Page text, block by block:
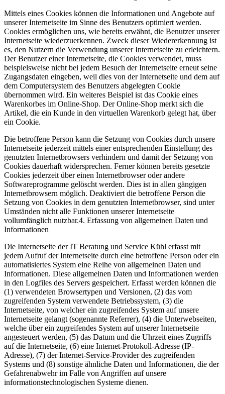
Mittels eines Cookies können die Informationen und Angebote auf
unserer Internetseite im Sinne des Benutzers optimiert werden.
Cookies ermöglichen uns, wie bereits erwähnt, die Benutzer unserer
Internetseite wiederzuerkennen. Zweck dieser Wiedererkennung ist
es, den Nutzern die Verwendung unserer Internetseite zu erleichtern.
Der Benutzer einer Internetseite, die Cookies verwendet, muss
beispielsweise nicht bei jedem Besuch der Internetseite erneut seine
Zugangsdaten eingeben, weil dies von der Internetseite und dem auf
dem Computersystem des Benutzers abgelegten Cookie
übernommen wird. Ein weiteres Beispiel ist das Cookie eines
Warenkorbes im Online-Shop. Der Online-Shop merkt sich die
Artikel, die ein Kunde in den virtuellen Warenkorb gelegt hat, über
ein Cookie.
Die betroffene Person kann die Setzung von Cookies durch unsere
Internetseite jederzeit mittels einer entsprechenden Einstellung des
genutzten Internetbrowsers verhindern und damit der Setzung von
Cookies dauerhaft widersprechen. Ferner können bereits gesetzte
Cookies jederzeit über einen Internetbrowser oder andere
Softwareprogramme gelöscht werden. Dies ist in allen gängigen
Internetbrowsern möglich. Deaktiviert die betroffene Person die
Setzung von Cookies in dem genutzten Internetbrowser, sind unter
Umständen nicht alle Funktionen unserer Internetseite
vollumfänglich nutzbar.4. Erfassung von allgemeinen Daten und
Informationen
Die Internetseite der IT Beratung und Service Kühl erfasst mit
jedem Aufruf der Internetseite durch eine betroffene Person oder ein
automatisiertes System eine Reihe von allgemeinen Daten und
Informationen. Diese allgemeinen Daten und Informationen werden
in den Logfiles des Servers gespeichert. Erfasst werden können die
(1) verwendeten Browsertypen und Versionen, (2) das vom
zugreifenden System verwendete Betriebssystem, (3) die
Internetseite, von welcher ein zugreifendes System auf unsere
Internetseite gelangt (sogenannte Referrer), (4) die Unterwebseiten,
welche über ein zugreifendes System auf unserer Internetseite
angesteuert werden, (5) das Datum und die Uhrzeit eines Zugriffs
auf die Internetseite, (6) eine Internet-Protokoll-Adresse (IP-
Adresse), (7) der Internet-Service-Provider des zugreifenden
Systems und (8) sonstige ähnliche Daten und Informationen, die der
Gefahrenabwehr im Falle von Angriffen auf unsere
informationstechnologischen Systeme dienen.